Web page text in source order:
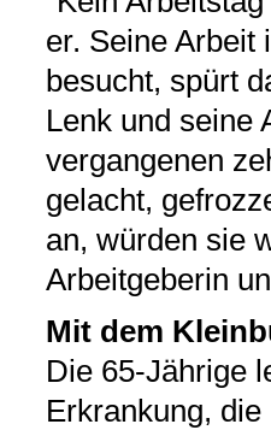
er. Seine Arbeit
besucht, spürt
Lenk und seine
vergangenen
gelacht,
an, würden sie
Arbeitgeberin
Mit dem
Die 65-Jährige
Erkrankung,